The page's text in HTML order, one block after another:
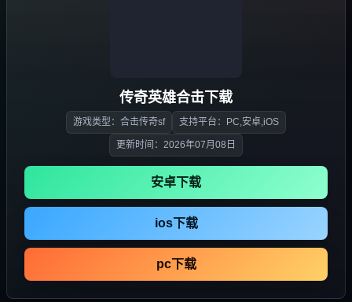
传奇英雄合击下载
游戏类型：合击传奇sf 支持平台：PC,安卓,iOS
更新时间：2026年07月08日
安卓下载
ios下载
pc下载